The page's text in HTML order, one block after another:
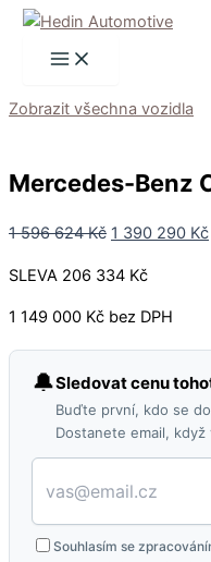
Přeskočit
obsah
Zobrazit všechna vozidla
Mercedes-Benz
1 596 624Kč
Původní
596
1 390 290 Kč
SLEVA 206 334 Kč
1 149 000 Kč bez DPH
🔔Sledovat cenu
Buďte první, kdo se
Dostanete email,
Souhlasím se